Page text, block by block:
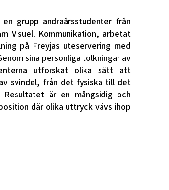
grupp andraårsstudenter från
Visuell Kommunikation, arbetat
på Freyjas uteservering med
sina personliga tolkningar av
utforskat olika sätt att
svindel, från det fysiska till det
Resultatet är en mångsidig och
där olika uttryck vävs ihop